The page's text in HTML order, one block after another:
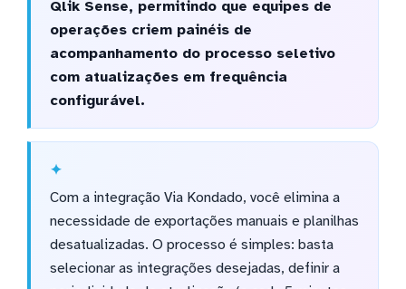
Qlik Sense, permitindo que equipes de
operações criem painéis de
acompanhamento do processo seletivo
com atualizações em frequência
configurável.
Com a integração Via Kondado, você elimina a
necessidade de exportações manuais e planilhas
desatualizadas. O processo é simples: basta
selecionar as integrações desejadas, definir a